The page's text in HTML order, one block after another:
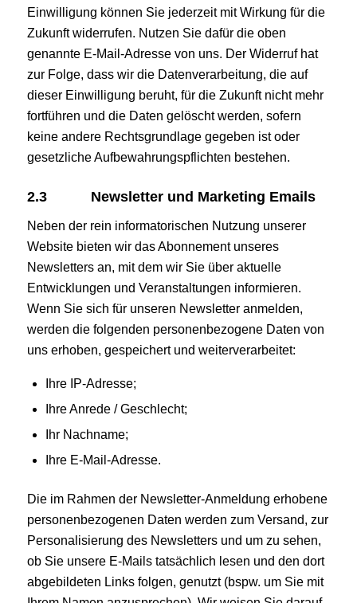
Einwilligung können Sie jederzeit mit Wirkung für die
Zukunft widerrufen. Nutzen Sie dafür die oben
genannte E-Mail-Adresse von uns. Der Widerruf hat
zur Folge, dass wir die Datenverarbeitung, die auf
dieser Einwilligung beruht, für die Zukunft nicht mehr
fortführen und die Daten gelöscht werden, sofern
keine andere Rechtsgrundlage gegeben ist oder
gesetzliche Aufbewahrungspflichten bestehen.
2.3 Newsletter und Marketing Emails
Neben der rein informatorischen Nutzung unserer
Website bieten wir das Abonnement unseres
Newsletters an, mit dem wir Sie über aktuelle
Entwicklungen und Veranstaltungen informieren.
Wenn Sie sich für unseren Newsletter anmelden,
werden die folgenden personenbezogene Daten von
uns erhoben, gespeichert und weiterverarbeitet:
Ihre IP-Adresse;
Ihre Anrede / Geschlecht;
Ihr Nachname;
Ihre E-Mail-Adresse.
Die im Rahmen der Newsletter-Anmeldung erhobene
personenbezogenen Daten werden zum Versand, zur
Personalisierung des Newsletters und um zu sehen,
ob Sie unsere E-Mails tatsächlich lesen und den dort
abgebildeten Links folgen, genutzt (bspw. um Sie mit